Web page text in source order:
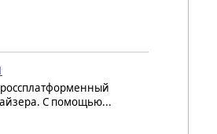
С помощью...